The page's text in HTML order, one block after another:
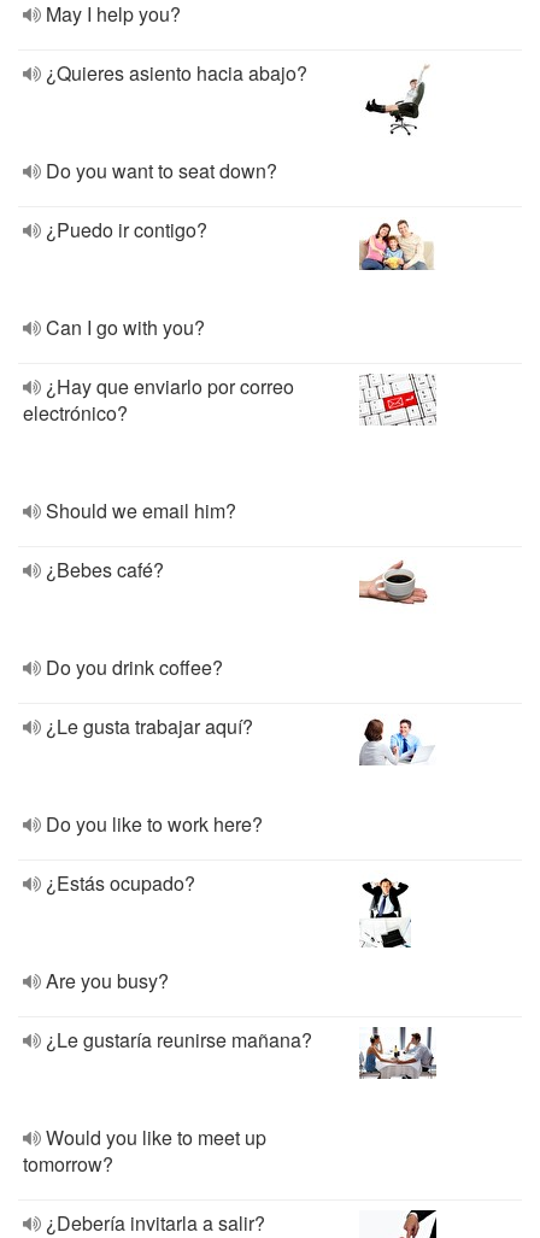
May I help you?
¿Quieres asiento hacia abajo?
Do you want to seat down?
¿Puedo ir contigo?
Can I go with you?
¿Hay que enviarlo por correo
electrónico?
Should we email him?
¿Bebes café?
Do you drink coffee?
¿Le gusta trabajar aquí?
Do you like to work here?
¿Estás ocupado?
Are you busy?
¿Le gustaría reunirse mañana?
Would you like to meet up
tomorrow?
¿Debería invitarla a salir?